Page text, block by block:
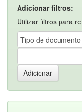
Adicionar filtros:
Utilizar filtros para